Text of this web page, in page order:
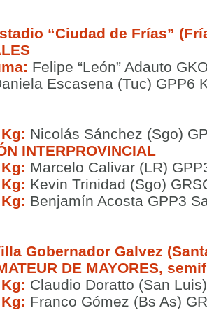
“Ciudad de Frías”
Felipe “León” Adauto
Escasena (Tuc) GPP6
Nicolás Sánchez (Sgo)
INTERPROVINCIAL
Marcelo Calivar (LR)
Kevin Trinidad (Sgo)
Benjamín Acosta GPP3
Gobernador Galvez
DE MAYORES,
Claudio Doratto (San
Franco Gómez (Bs As)